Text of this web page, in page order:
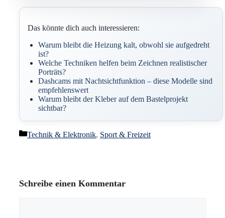
Das könnte dich auch interessieren:
Warum bleibt die Heizung kalt, obwohl sie aufgedreht
ist?
Welche Techniken helfen beim Zeichnen realistischer
Porträts?
Dashcams mit Nachtsichtfunktion – diese Modelle sind
empfehlenswert
Warum bleibt der Kleber auf dem Bastelprojekt
sichtbar?
Kategorien
Technik & Elektronik, Sport & Freizeit
Schreibe einen Kommentar